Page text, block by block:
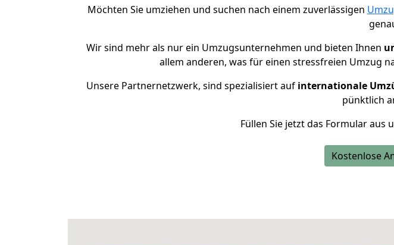
Möchten Sie umziehen und suchen nach einem zuverlässigen
Wir sind mehr als nur ein Umzugsunternehmen und bieten Ihnen
allem anderen, was für einen stressfreien Umzug
Unsere Partnernetzwerk, sind spezialisiert auf internationale
pünktlich
Füllen Sie jetzt das Formular aus
Kostenlose